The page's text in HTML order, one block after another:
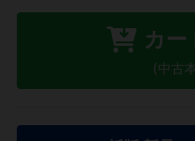
カー
(中古